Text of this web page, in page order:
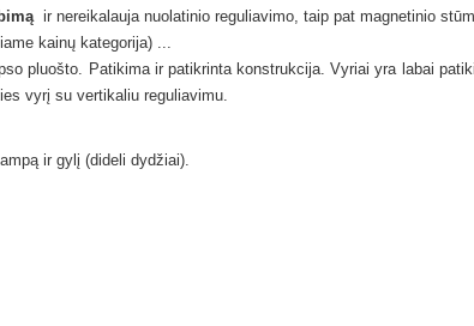
ir nereikalauja nuolatinio reguliavimo, taip pat magnetinio
kainų kategorija) ...
pluošto. Patikima ir patikrinta konstrukcija.Vyriai yra labai
vyrį su vertikaliu reguliavimu.
ir gylį (dideli dydžiai).